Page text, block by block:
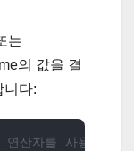
는
의 값을 결
니다:
산자를 사용하는